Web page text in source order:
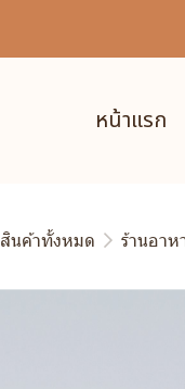
หน้าแรก
สินค้าทั้งหมด ร้านอาห